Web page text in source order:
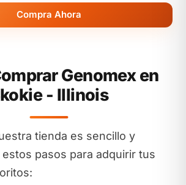
Compra Ahora
Genomex en
- Illinois
tienda es sencillo y
pasos para adquirir tus